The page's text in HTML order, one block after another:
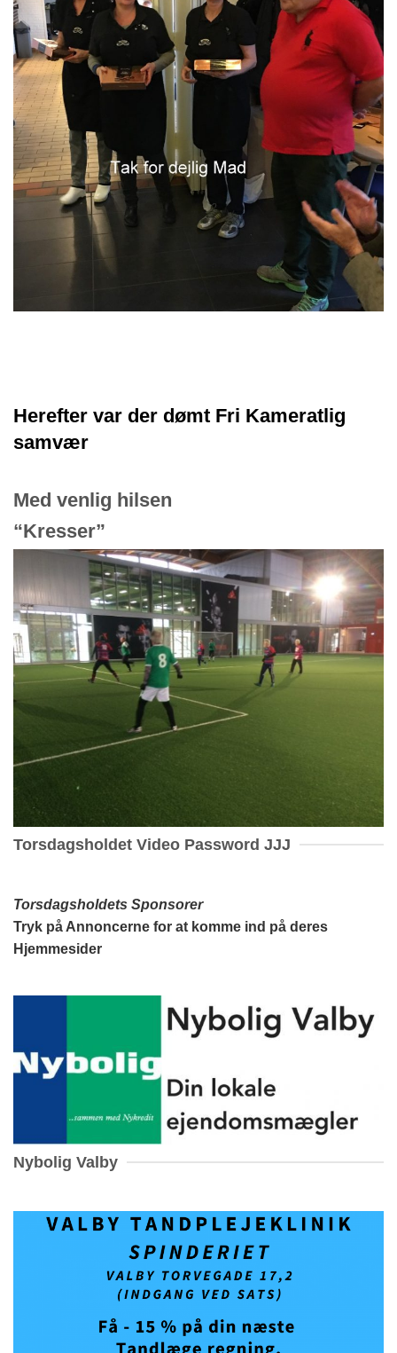
Herefter var der dømt Fri Kameratlig
samvær
Med venlig hilsen
“Kresser”
Torsdagsholdet Video Password JJJ
Torsdagsholdets Sponsorer
Tryk på Annoncerne for at komme ind på deres
Hjemmesider
Nybolig Valby